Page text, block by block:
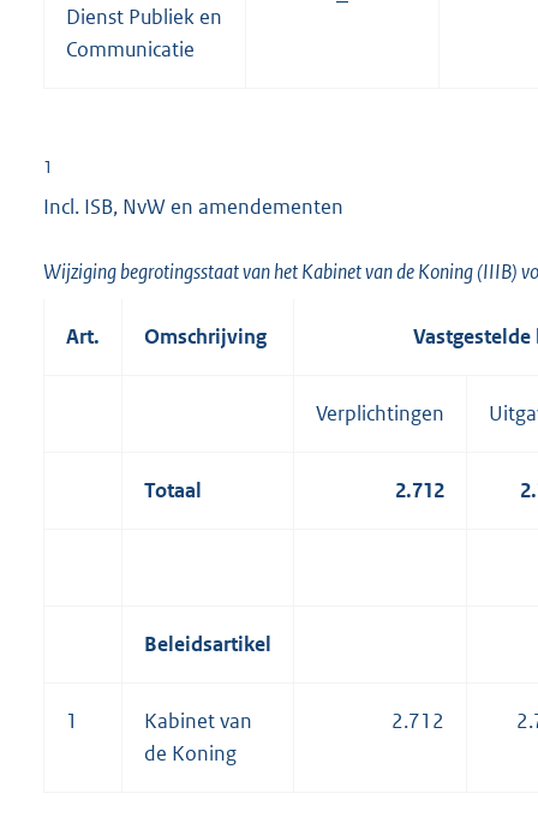
Dienst Publiek en
Communicatie
1
Incl. ISB, NvW en amendementen
Wijziging begrotingsstaat van het Kabinet van de Koning (IIIB)
Art. Omschrijving
Verplichtingen
Totaal 2.712
Beleidsartikel
1
Kabinet van
de Koning
2.712